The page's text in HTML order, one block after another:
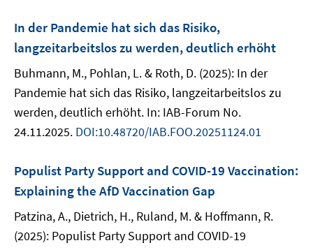
In der Pandemie hat sich das Risiko,
langzeitarbeitslos zu werden, deutlich erhöht
Buhmann, M., Pohlan, L. & Roth, D. (2025): In der
Pandemie hat sich das Risiko, langzeitarbeitslos zu
werden, deutlich erhöht. In: IAB-Forum No.
24.11.2025. DOI:10.48720/IAB.FOO.20251124.01
Populist Party Support and COVID-19 Vaccination:
Explaining the AfD Vaccination Gap
Patzina, A., Dietrich, H., Ruland, M. & Hoffmann, R.
(2025): Populist Party Support and COVID-19